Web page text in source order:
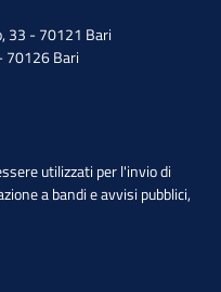
33 - 70121 Bari
70126 Bari
utilizzati per l'invio di
a bandi e avvisi pubblici,